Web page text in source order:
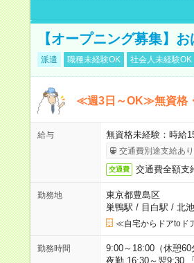
【オープニング募集】
派遣 職種未経験OK 社会人未経験OK
≪週3日～OK≫無資格
給与 無資格未経験：時
交通費別途支給あり
交通費 交通費全額支
勤務地
東京都豊島区
巣鴨駅 / 目白駅 / 北
≪自宅からドアtoド
勤務時間
9:00～18:00（休憩
夜勤 16:30～翌9:30